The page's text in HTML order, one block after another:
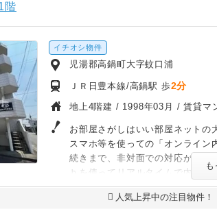
階
イチオシ物件
児湯郡高鍋町大字蚊口浦
ＪＲ日豊本線/高鍋駅 歩2分
地上4階建 / 1998年03月 / 賃貸マ
お部屋さがしはいい部屋ネットの
スマホ等を使っての「オンライン
続きまで、非対面での対応が可能
ｂを使ってリアルタイムで内見で
も
人気上昇中の注目物件！